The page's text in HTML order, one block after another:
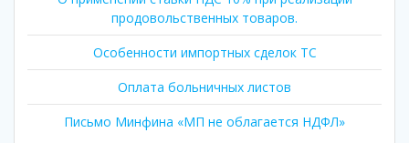
продовольственных товаров.
Особенности импортных сделок ТС
Оплата больничных листов
Письмо Минфина «МП не облагается НДФЛ»